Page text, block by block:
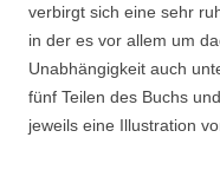
verbirgt sich eine sehr
in der es vor allem um
Unabhängigkeit auch
fünf Teilen des Buchs
jeweils eine Illustration